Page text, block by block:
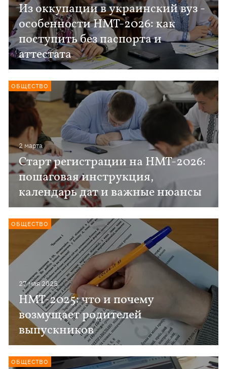
Из оккупации в украинский вуз -
особенности НМТ-2026: как
поступить без паспорта и
аттестата
2 марта
Старт регистрации на НМТ-2026:
пошаговая инструкция,
календарь дат и важные нюансы
ОБЩЕСТВО
27 мая 2025
НМТ-2025: что и почему
возмущает родителей
выпускников
ОБЩЕСТВО
ОБЩЕСТВО